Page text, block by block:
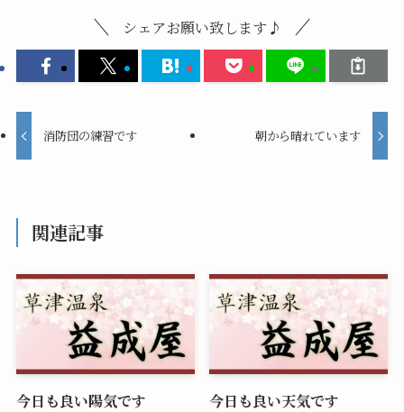
シェアお願い致します♪
消防団の練習です 朝から晴れています
関連記事
今日も良い陽気です 今日も良い天気です